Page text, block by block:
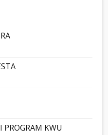
PROGRAM KWU